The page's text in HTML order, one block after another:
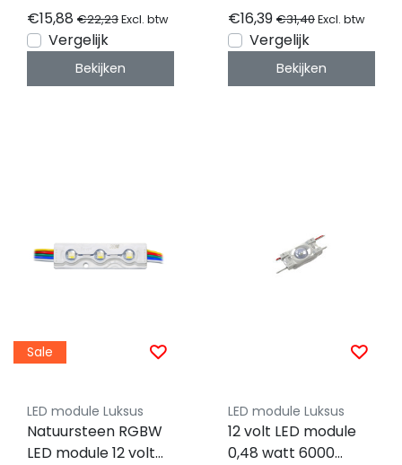
€15,88 €22,23Excl. btw
Vergelijk
Bekijken
€16,39 €31,40Excl. btw
Vergelijk
Bekijken
Sale
LED module Luksus
Natuursteen RGBW
LED module 12 volt
LED module Luksus
12 volt LED module
0,48 watt 6000